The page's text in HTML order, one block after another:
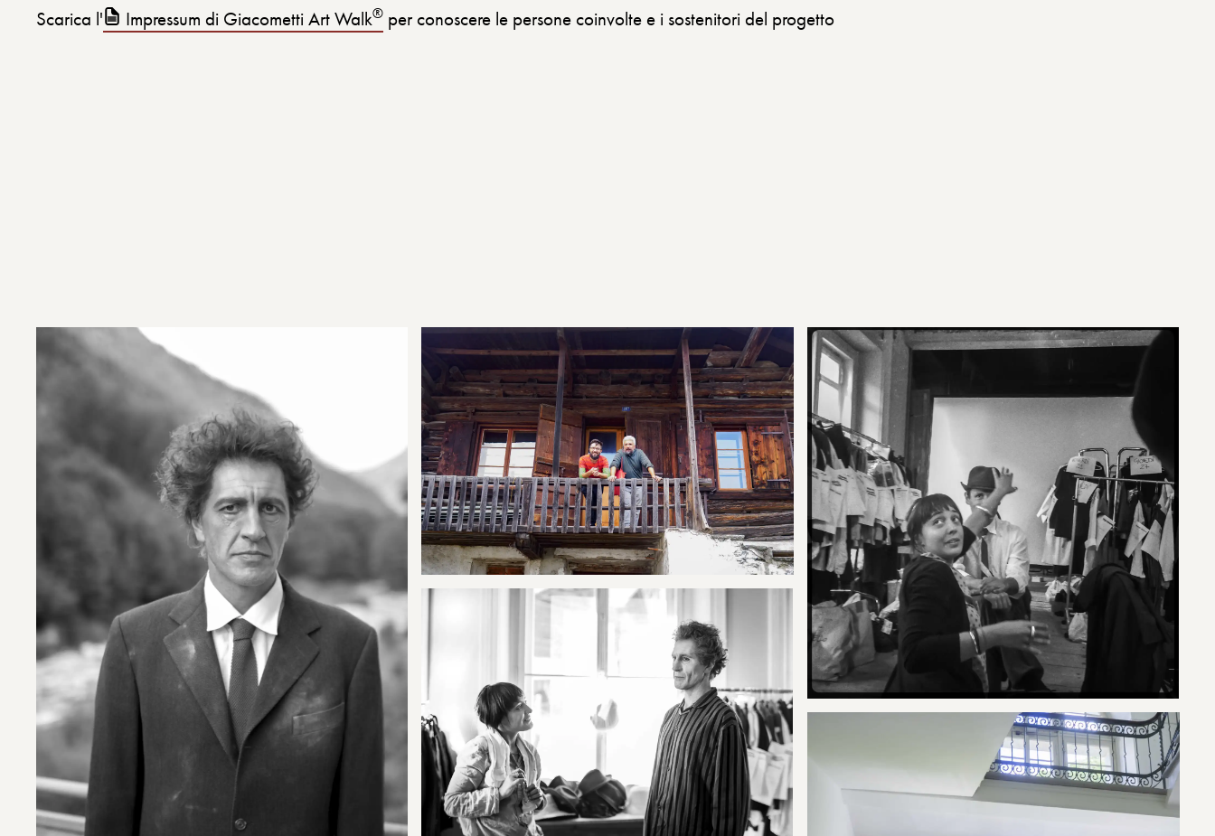
Scarica l'
Impressum di Giacometti Art Walk® per conoscere le persone coinvolte e i sostenitori del progetto